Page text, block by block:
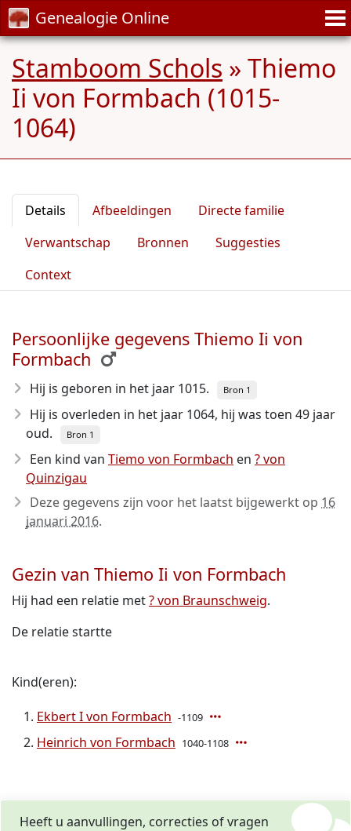
Genealogie Online
Stamboom Schols » Thiemo
Ii von Formbach (1015-
1064)
Details Afbeeldingen
Directe familie
Verwantschap
Bronnen
Suggesties
Context
Persoonlijke gegevens Thiemo Ii von
Formbach
Hij is geboren in het jaar 1015. Bron 1
Hij is overleden in het jaar 1064, hij was toen 49 jaar
oud.
Bron 1
Een kind van Tiemo von Formbach en ? von
Quinzigau
Deze gegevens zijn voor het laatst bijgewerkt op 16
januari 2016.
Gezin van Thiemo Ii von Formbach
Hij had een relatie met? von Braunschweig.
De relatie startte
Kind(eren):
Ekbert I von Formbach -1109
Heinrich von Formbach 1040-1108
Heeft u aanvullingen, correcties of vragen